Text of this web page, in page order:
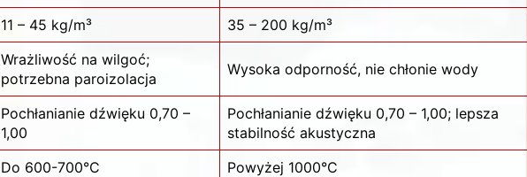
11 – 45 kg/m³ 35 – 200 kg/m³
Wrażliwość na wilgoć;
potrzebna paroizolacja
Wysoka odporność, nie chłonie wody
Pochłanianie dźwięku 0,70 –
1,00
Pochłanianie dźwięku 0,70 – 1,00; lepsza
stabilność akustyczna
Do 600-700°C
Powyżej 1000°C